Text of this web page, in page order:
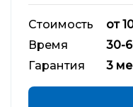
Стоимость от
Время
30-
Гарантия
3